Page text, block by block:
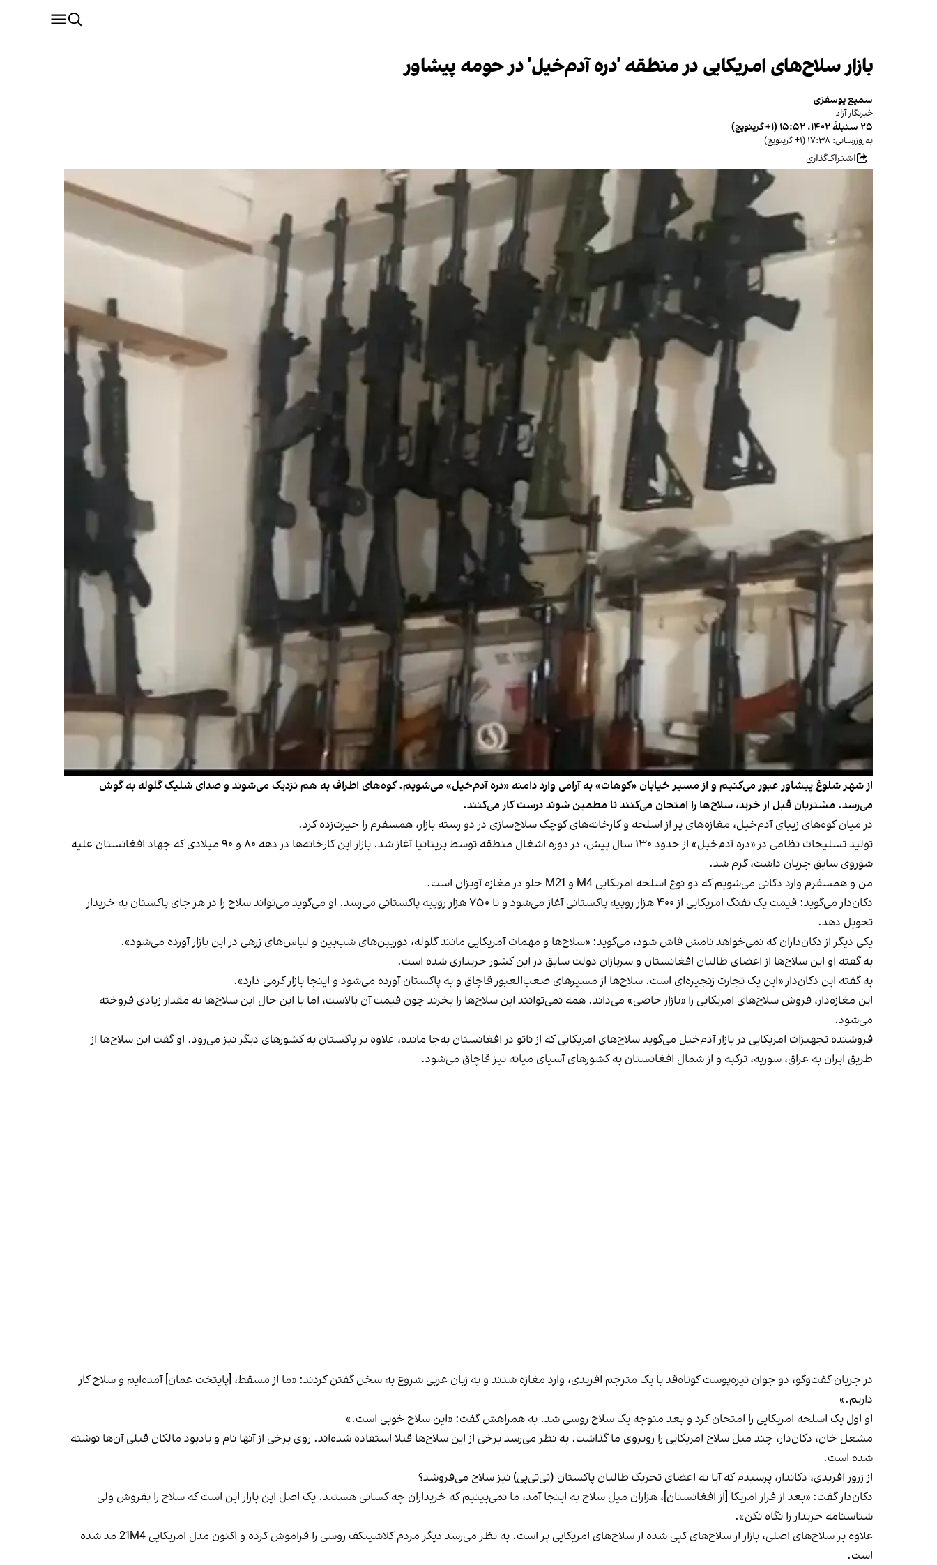
بازار سلاح‌های امریکایی در منطقه 'دره آدم‌خیل' در حومه پیشاور
سمیع یوسفزی
خبرنگار آزاد
۲۵ سنبلهٔ ۱۴۰۲، ۱۵:۵۲ (‎+۱ گرینویچ)
به‌روزرسانی: ۱۷:۳۸ (‎+۱ گرینویچ)
اشتراک‌گذاری
از شهر شلوغ پیشاور عبور می‌کنیم و از مسیر خیابان «کوهات» به آرامی وارد دامنه «دره آدم‌خیل» می‌شویم. کوه‌های اطراف به هم نزدیک می‌شوند و صدای شلیک گلوله به گوش
می‌رسد. مشتریان قبل از خرید، سلاح‌ها را امتحان می‌کنند تا مطمین شوند درست کار می‌کنند.
در میان کوه‌های زیبای آدم‌خیل، مغازه‌های پر از اسلحه و کارخانه‌های کوچک سلاح‌سازی در دو رسته بازار، همسفرم را حیرت‌زده کرد.
تولید تسلیحات نظامی در «دره آدم‌خیل» از حدود ۱۳۰ سال پیش، در دوره اشغال منطقه توسط بریتانیا آغاز شد. بازار این کارخانه‌ها در دهه ۸۰ و ۹۰ میلادی که جهاد افغانستان علیه
شوروی سابق جریان داشت، گرم شد.
من و همسفرم وارد دکانی می‌شویم که دو نوع اسلحه امریکایی M4 و M21 جلو در مغازه آویزان است.
دکان‌دار می‌گوید: قیمت یک تفنگ امریکایی از ۴۰۰ هزار روپیه پاکستانی آغاز می‌شود و تا ۷۵۰ هزار روپیه پاکستانی می‌رسد. او می‌گوید می‌تواند سلاح را در هر جای پاکستان به خریدار
تحویل دهد.
یکی دیگر از دکان‌داران که نمی‌خواهد نامش فاش شود، می‌گوید: «سلاح‌ها و مهمات آمریکایی مانند گلوله، دوربین‌های شب‌بین و لباس‌های زرهی در این بازار آورده می‌شود».
به گفته او این سلاح‌ها از اعضای طالبان افغانستان و سربازان دولت سابق در این کشور خریداری شده است.
به گفته این دکان‌دار «این یک تجارت زنجیره‌ای است. سلاح‌ها از مسیرهای صعب‌العبور قاچاق و به پاکستان آورده می‌شود و اینجا بازار گرمی دارد».
این مغازه‌دار، فروش سلاح‌های امریکایی را «بازار خاصی» می‌داند. همه نمی‌توانند این سلاح‌ها را بخرند چون قیمت آن بالاست، اما با این حال این سلاح‌ها به مقدار زیادی فروخته
می‌شود.
فروشنده تجهیزات امریکایی در بازار آدم‌خیل می‌گوید سلاح‌های امریکایی که از ناتو در افغانستان به‌جا مانده، علاوه بر پاکستان به کشورهای دیگر نیز می‌رود. او گفت این سلاح‌ها از
طریق ایران به عراق، سوریه، ترکیه و از شمال افغانستان به کشورهای آسیای میانه نیز قاچاق می‌شود.
در جریان گفت‌وگو، دو جوان تیره‌پوست کوتاه‌قد با یک مترجم افریدی، وارد مغازه شدند و به زبان عربی شروع به سخن گفتن کردند: «ما از مسقط، [پایتخت عمان] آمده‌ایم و سلاح کار
داریم.»
او اول یک اسلحه امریکایی را امتحان کرد و بعد متوجه یک سلاح روسی شد. به همراهش گفت: «این سلاح خوبی است.»
مشعل خان، دکان‌دار، چند میل سلاح امریکایی را روبروی ما گذاشت. به نظر می‌رسد برخی از این سلاح‌ها قبلا استفاده شده‌اند. روی برخی از آنها نام و یادبود مالکان قبلی آن‌ها نوشته
شده است.
از زرور افریدی، دکاندار، پرسیدم که آیا به اعضای تحریک طالبان پاکستان (تی‌تی‌پی) نیز سلاح می‌فروشد؟
دکان‌دار گفت: «بعد از فرار امریکا [از افغانستان]، هزاران میل سلاح به اینجا آمد، ما نمی‌بینیم که خریداران چه کسانی هستند. یک اصل این بازار این است که سلاح را بفروش ولی
شناسنامه خریدار را نگاه نکن».
علاوه بر سلاح‌های اصلی، بازار از سلاح‌های کپی شده از سلاح‌های امریکایی پر است. به نظر می‌رسد دیگر مردم کلاشینکف روسی را فراموش کرده و اکنون مدل امریکایی 21M4 مد شده
است.